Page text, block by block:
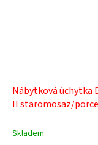
Nábytková úchytka
II staromosaz/
Skladem